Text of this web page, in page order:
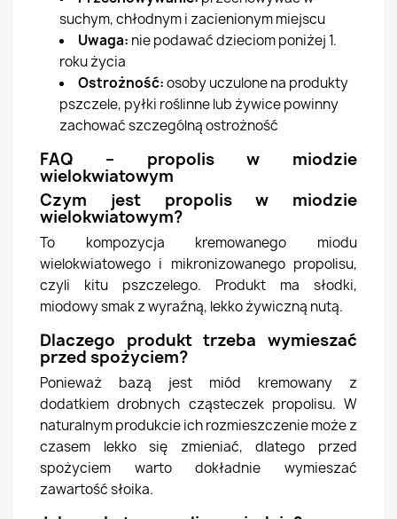
suchym, chłodnym i zacienionym miejscu
Uwaga: nie podawać dzieciom poniżej 1.
roku życia
Ostrożność:osoby uczulone na produkty
pszczele, pyłki roślinne lub żywice powinny
zachować szczególną ostrożność
FAQ – propolis w miodzie
wielokwiatowym
Czym jest propolis w miodzie
wielokwiatowym?
To kompozycja kremowanego miodu
wielokwiatowego i mikronizowanego propolisu,
czyli kitu pszczelego. Produkt ma słodki,
miodowy smak z wyraźną, lekko żywiczną nutą.
Dlaczego produkt trzeba wymieszać
przed spożyciem?
Ponieważ bazą jest miód kremowany z
dodatkiem drobnych cząsteczek propolisu. W
naturalnym produkcie ich rozmieszczenie może z
czasem lekko się zmieniać, dlatego przed
spożyciem warto dokładnie wymieszać
zawartość słoika.